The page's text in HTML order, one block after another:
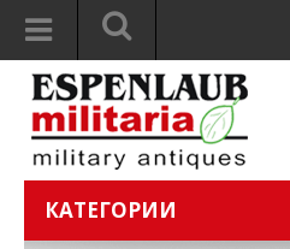
КАТЕГОРИИ